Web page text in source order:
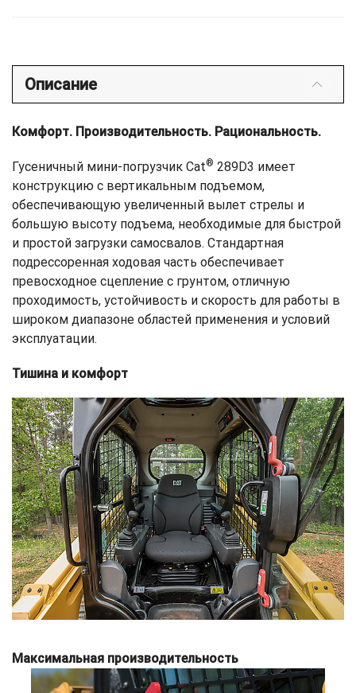
Описание
Комфорт. Производительность. Рациональность.
Гусеничный мини-погрузчик Cat® 289D3 имеет
конструкцию с вертикальным подъемом,
обеспечивающую увеличенный вылет стрелы и
большую высоту подъема, необходимые для быстрой
и простой загрузки самосвалов. Стандартная
подрессоренная ходовая часть обеспечивает
превосходное сцепление с грунтом, отличную
проходимость, устойчивость и скорость для работы в
широком диапазоне областей применения и условий
эксплуатации.
Тишина и комфорт
Максимальная производительность